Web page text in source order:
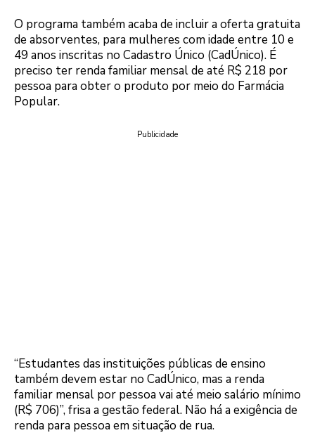
O programa também acaba de incluir a oferta gratuita
de absorventes, para mulheres com idade entre 10 e
49 anos inscritas no Cadastro Único (CadÚnico). É
preciso ter renda familiar mensal de até R$ 218 por
pessoa para obter o produto por meio do Farmácia
Popular.
Publicidade
“Estudantes das instituições públicas de ensino
também devem estar no CadÚnico, mas a renda
familiar mensal por pessoa vai até meio salário mínimo
(R$ 706)”, frisa a gestão federal. Não há a exigência de
renda para pessoa em situação de rua.